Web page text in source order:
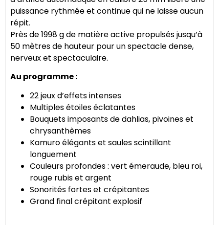
puissance rythmée et continue qui ne laisse aucun
répit.
Près de 1998 g de matière active propulsés jusqu’à
50 mètres de hauteur pour un spectacle dense,
nerveux et spectaculaire.
Au programme :
22 jeux d’effets intenses
Multiples étoiles éclatantes
Bouquets imposants de dahlias, pivoines et
chrysanthèmes
Kamuro élégants et saules scintillant
longuement
Couleurs profondes : vert émeraude, bleu roi,
rouge rubis et argent
Sonorités fortes et crépitantes
Grand final crépitant explosif